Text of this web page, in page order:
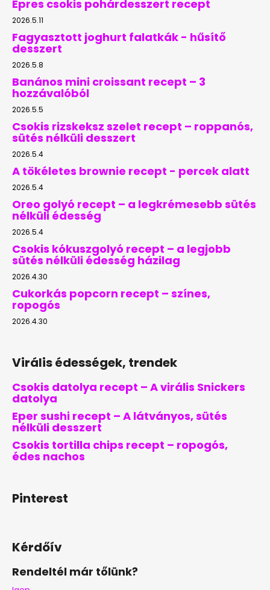
Epres csokis pohárdesszert recept
2026.5.11
Fagyasztott joghurt falatkák - hűsítő
desszert
2026.5.8
Banános mini croissant recept – 3
hozzávalóból
2026.5.5
Csokis rizskeksz szelet recept – roppanós,
sütés nélküli desszert
2026.5.4
A tökéletes brownie recept - percek alatt
2026.5.4
Oreo golyó recept – a legkrémesebb sütés
nélküli édesség
2026.5.4
Csokis kókuszgolyó recept – a legjobb
sütés nélküli édesség házilag
2026.4.30
Cukorkás popcorn recept – színes,
ropogós
2026.4.30
Virális édességek, trendek
Csokis datolya recept – A virális Snickers
datolya
Eper sushi recept – A látványos, sütés
nélküli desszert
Csokis tortilla chips recept – ropogós,
édes nachos
Pinterest
Kérdőív
Rendeltél már tőlünk?